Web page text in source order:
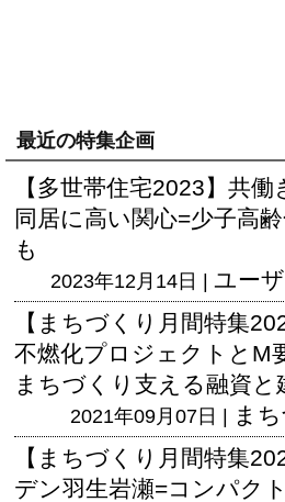
最近の特集企画
【多世帯住宅2023】共
同居に高い関心=少子高
も
2023年12月14日 | ユー
【まちづくり月間特集
不燃化プロジェクトとM
まちづくり支える融資と
2021年09月07日 | ま
【まちづくり月間特集
デン羽生岩瀬=コンパク